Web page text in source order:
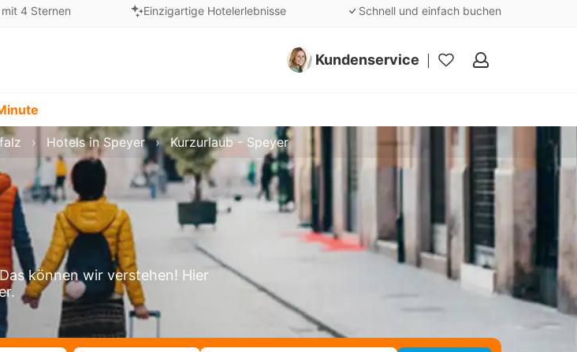
4 Sternen Einzigartige Hotelerlebnisse Schnell und einfach buchen
Kundenservice
Meine
können wir verstehen! Hier
Hotels in Speyer Kurzurlaub - Speyer